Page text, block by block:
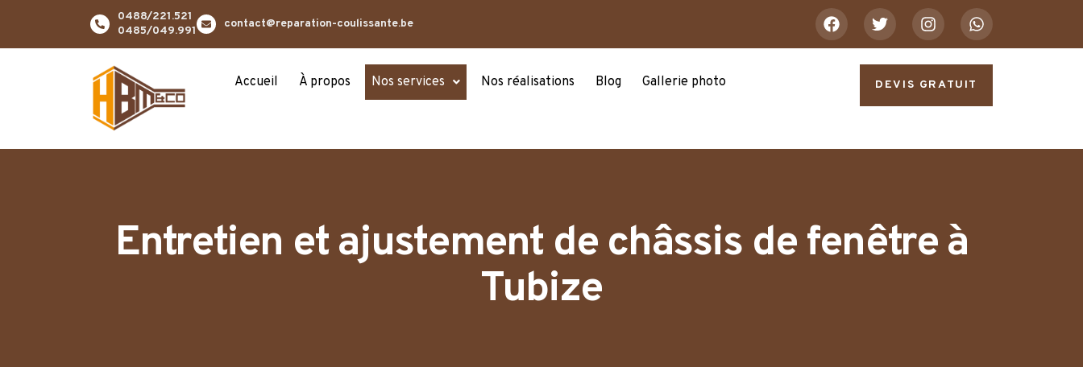
0488/221.521
0485/049.991
contact@reparation-coulissante.be
Accueil À propos Nos services Nos réalisations Blog Gallerie photo DEVIS GRATUIT
Entretien et ajustement de châssis de fenêtre à
Tubize